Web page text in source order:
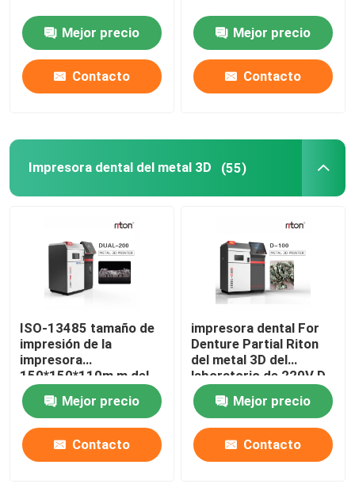
Contactos
Productos
Impresora del SLM 3D
Impresora de DLMS 3D
Impresora del LCD 3D
Resina fotosensible
3D impresora Metal Powder
Mejor precio
Contacto
Mejor precio
Contacto
Impresora dental del metal 3D (55)
ISO-13485 tamaño de
impresión de la
impresora
150*150*110m m del
laser DLP 3d para los
modelos del implante
dental
Mejor precio
Contacto
impresora dental For
Denture Partial Riton
del metal 3D del
laboratorio de 220V D-
100
Mejor precio
Contacto